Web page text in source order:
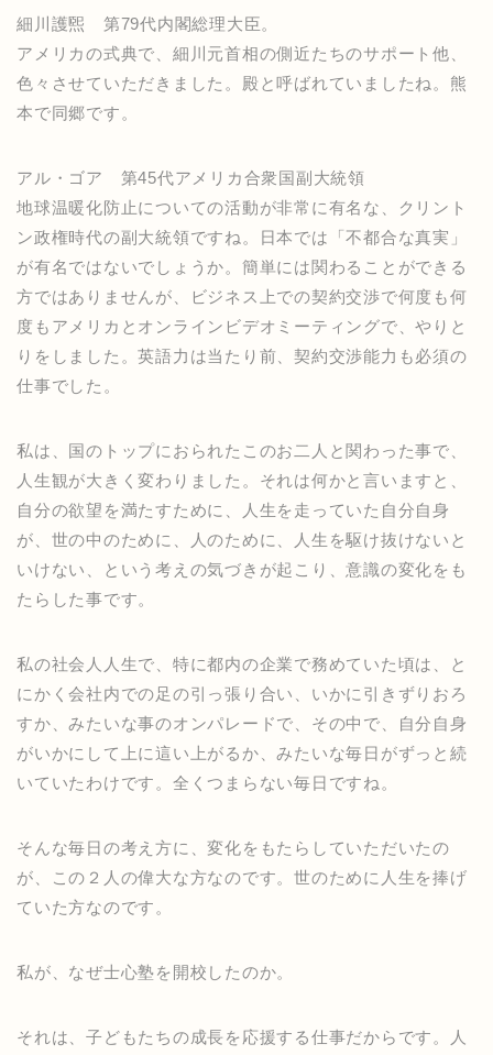
細川護煕 第79代内閣総理大臣。
アメリカの式典で、細川元首相の側近たちのサポート他、
色々させていただきました。殿と呼ばれていましたね。熊
本で同郷です。
アル・ゴア 第45代アメリカ合衆国副大統領
地球温暖化防止についての活動が非常に有名な、クリント
ン政権時代の副大統領ですね。日本では「不都合な真実」
が有名ではないでしょうか。簡単には関わることができる
方ではありませんが、ビジネス上での契約交渉で何度も何
度もアメリカとオンラインビデオミーティングで、やりと
りをしました。英語力は当たり前、契約交渉能力も必須の
仕事でした。
私は、国のトップにおられたこのお二人と関わった事で、
人生観が大きく変わりました。それは何かと言いますと、
自分の欲望を満たすために、人生を走っていた自分自身
が、世の中のために、人のために、人生を駆け抜けないと
いけない、という考えの気づきが起こり、意識の変化をも
たらした事です。
私の社会人人生で、特に都内の企業で務めていた頃は、と
にかく会社内での足の引っ張り合い、いかに引きずりおろ
すか、みたいな事のオンパレードで、その中で、自分自身
がいかにして上に這い上がるか、みたいな毎日がずっと続
いていたわけです。全くつまらない毎日ですね。
そんな毎日の考え方に、変化をもたらしていただいたの
が、この２人の偉大な方なのです。世のために人生を捧げ
ていた方なのです。
私が、なぜ士心塾を開校したのか。
それは、子どもたちの成長を応援する仕事だからです。人